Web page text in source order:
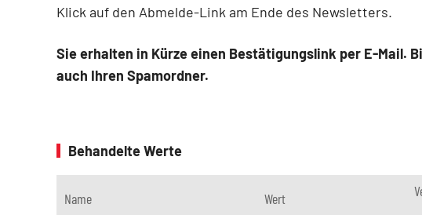
Klick auf den Abmelde-Link am Ende des Newsletters.
Sie erhalten in Kürze einen Bestätigungslink per E-Mail.
auch Ihren Spamordner.
Behandelte Werte
Name Wert